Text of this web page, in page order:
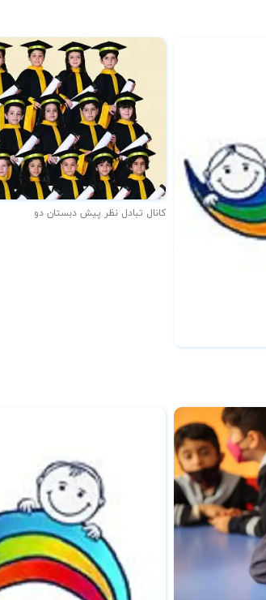
کانال تبادل نظر پیش دبستان دو